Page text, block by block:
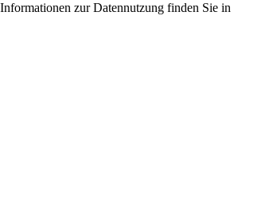
zur Datennutzung finden Sie in